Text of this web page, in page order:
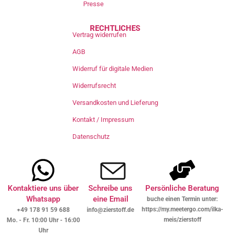
Presse
RECHTLICHES
Vertrag widerrufen
AGB
Widerruf für digitale Medien
Widerrufsrecht
Versandkosten und Lieferung
Kontakt / Impressum
Datenschutz
Kontaktiere uns über
Whatsapp
+49 178 91 59 688
Mo. - Fr. 10:00 Uhr - 16:00
Uhr
Schreibe uns
eine Email
info@zierstoff.de
Persönliche Beratung
buche einen Termin unter:
https://my.meetergo.com/ilka-
meis/zierstoff